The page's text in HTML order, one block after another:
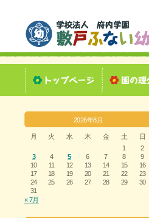
2026年8月
月 火 水 木 金 土
日
1
2
3
4 5 6 7 8
9
10
11 12 13 14 15
16
17
18 19 20 21 22
23
24
25 26 27 28 29
30
31
« 7月